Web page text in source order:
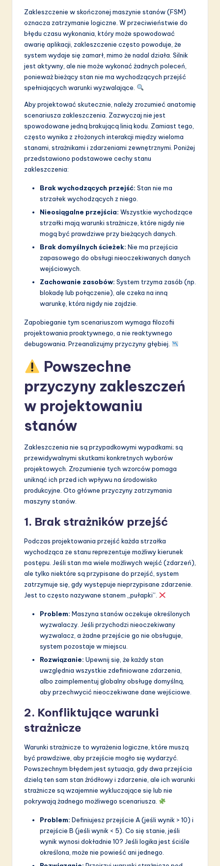
o
Zakleszczenie w skończonej maszynie stanów (FSM)
oznacza zatrzymanie logiczne. W przeciwieństwie do
błędu czasu wykonania, który może spowodować
awarię aplikacji, zakleszczenie często powoduje, że
system wydaje się zamarł, mimo że nadal działa. Silnik
jest aktywny, ale nie może wykonać żadnych poleceń,
ponieważ bieżący stan nie ma wychodzących przejść
spełniających warunki wyzwalające.
Aby projektować skutecznie, należy zrozumieć anatomię
scenariusza zakleszczenia. Zazwyczaj nie jest
spowodowane jedną brakującą linią kodu. Zamiast tego,
często wynika z złożonych interakcji między wieloma
stanami, strażnikami i zdarzeniami zewnętrznymi. Poniżej
przedstawiono podstawowe cechy stanu
zakleszczenia:
Brak wychodzących przejść: Stan nie ma
strzałek wychodzących z niego.
Nieosiągalne przejścia: Wszystkie wychodzące
strzałki mają warunki strażnicze, które nigdy nie
mogą być prawdziwe przy bieżących danych.
Brak domyślnych ścieżek: Nie ma przejścia
zapasowego do obsługi nieoczekiwanych danych
wejściowych.
Zachowanie zasobów: System trzyma zasób (np.
blokadę lub połączenie), ale czeka na inną
warunkę, która nigdy nie zajdzie.
Zapobieganie tym scenariuszom wymaga filozofii
projektowania proaktywnego, a nie reaktywnego
debugowania. Przeanalizujmy przyczyny głębiej.
Powszechne
przyczyny zakleszczeń
w projektowaniu
stanów
Zakleszczenia nie są przypadkowymi wypadkami; są
przewidywalnymi skutkami konkretnych wyborów
projektowych. Zrozumienie tych wzorców pomaga
uniknąć ich przed ich wpływu na środowisko
produkcyjne. Oto główne przyczyny zatrzymania
maszyny stanów.
1. Brak strażników przejść
Podczas projektowania przejść każda strzałka
wychodząca ze stanu reprezentuje możliwy kierunek
postępu. Jeśli stan ma wiele możliwych wejść (zdarzeń),
ale tylko niektóre są przypisane do przejść, system
zatrzymuje się, gdy występuje nieprzypisane zdarzenie.
Jest to często nazywane stanem „pułapki”.
Problem: Maszyna stanów oczekuje określonych
wyzwalaczy. Jeśli przychodzi nieoczekiwany
wyzwalacz, a żadne przejście go nie obsługuje,
system pozostaje w miejscu.
Rozwiązanie: Upewnij się, że każdy stan
uwzględnia wszystkie zdefiniowane zdarzenia,
albo zaimplementuj globalny obsługę domyślną,
aby przechwycić nieoczekiwane dane wejściowe.
2. Konfliktujące warunki
strażnicze
Warunki strażnicze to wyrażenia logiczne, które muszą
być prawdziwe, aby przejście mogło się wydarzyć.
Powszechnym błędem jest sytuacja, gdy dwa przejścia
dzielą ten sam stan źródłowy i zdarzenie, ale ich warunki
strażnicze są wzajemnie wykluczające się lub nie
pokrywają żadnego możliwego scenariusza.
Problem: Definiujesz przejście A (jeśli wynik > 10) i
przejście B (jeśli wynik < 5). Co się stanie, jeśli
wynik wynosi dokładnie 10? Jeśli logika jest ściśle
określona, może nie powieść ani jednego.